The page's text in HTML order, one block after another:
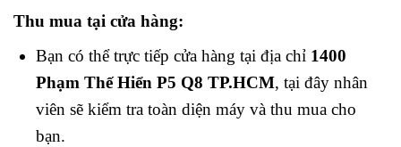
Thu mua tại cửa hàng:
Bạn có thể trực tiếp cửa hàng tại địa chỉ1400
Phạm Thế Hiển P5 Q8 TP.HCM, tại đây nhân
viên sẽ kiểm tra toàn diện máy và thu mua cho
bạn.